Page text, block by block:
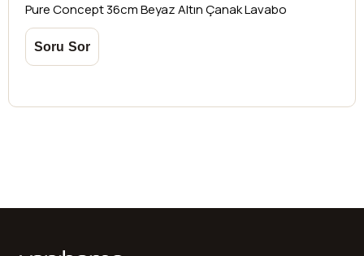
Pure Concept36cm Beyaz Altın Çanak Lavabo